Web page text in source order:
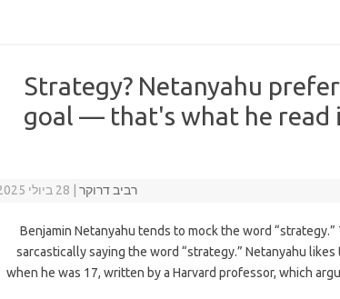
Strategy? Netanyahu
goal — that's what he read
רביב דרוקר 28 ביולי 2025
Benjamin Netanyahu tends to mock the word
sarcastically saying the word “strategy.” Netanyahu
when he was 17, written by a Harvard professor, which